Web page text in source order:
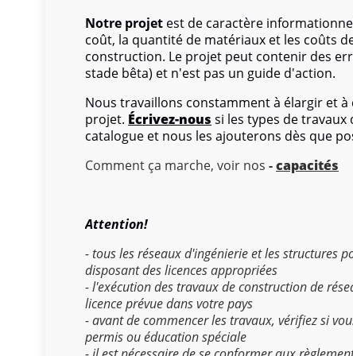
Notre projet est de caractère
coût, la quantité de matériaux et les coûts
construction. Le projet peut contenir des
stade bêta) et n'est pas un guide d'action.
Nous travaillons constamment à élargir et
projet. Écrivez-nous si les types de
catalogue et nous les ajouterons dès que
Comment ça marche, voir nos -capacités
Attention!
- tous les réseaux d'ingénierie et les structures
disposant des licences appropriées
- l'exécution des travaux de construction de
licence prévue dans votre pays
- avant de commencer les travaux, vérifiez si
permis ou éducation spéciale